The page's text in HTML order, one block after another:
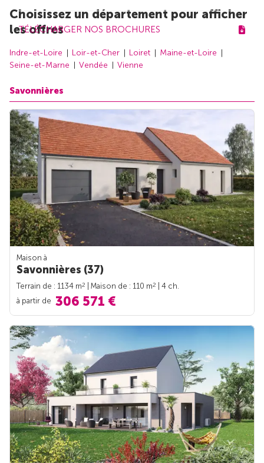
TÉLÉCHARGER NOS BROCHURES
Choisissez un département pour afficher
les offres
Indre-et-Loire Loir-et-Cher Loiret
Maine-et-Loire
Seine-et-Marne
Vendée Vienne
Savonnières
Maison à
Savonnières (37)
Terrain de : 1134 m2 | Maison de : 110 m2
| 4 ch.
à partir de 306 571 €